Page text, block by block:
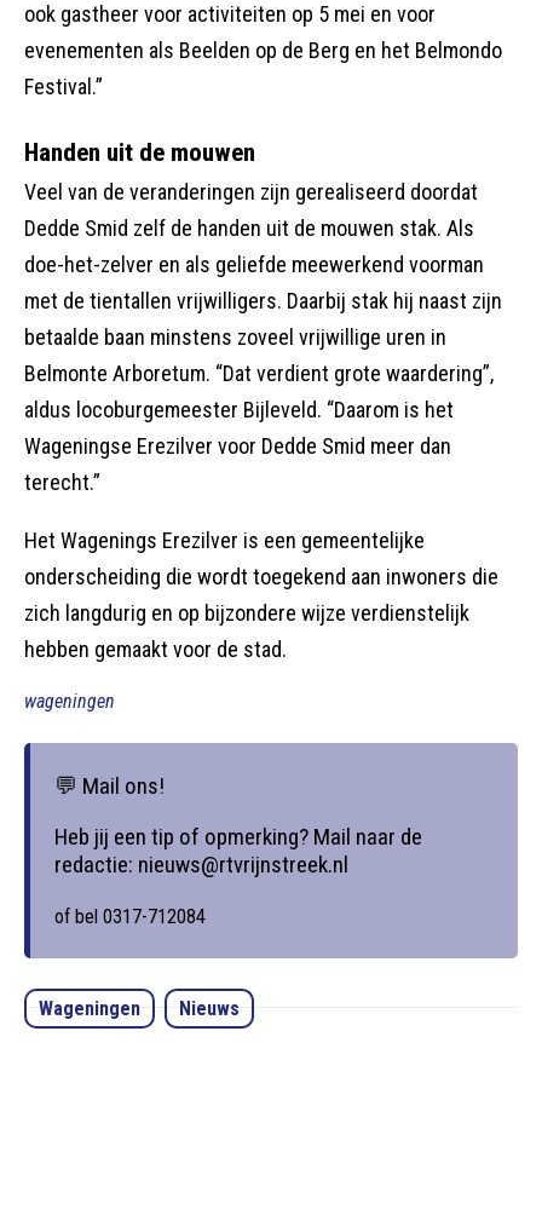
ook gastheer voor activiteiten op 5 mei en voor
evenementen als Beelden op de Berg en het Belmondo
Festival.”
Handen uit de mouwen
Veel van de veranderingen zijn gerealiseerd doordat
Dedde Smid zelf de handen uit de mouwen stak. Als
doe-het-zelver en als geliefde meewerkend voorman
met de tientallen vrijwilligers. Daarbij stak hij naast zijn
betaalde baan minstens zoveel vrijwillige uren in
Belmonte Arboretum. “Dat verdient grote waardering”,
aldus locoburgemeester Bijleveld. “Daarom is het
Wageningse Erezilver voor Dedde Smid meer dan
terecht.”
Het Wagenings Erezilver is een gemeentelijke
onderscheiding die wordt toegekend aan inwoners die
zich langdurig en op bijzondere wijze verdienstelijk
hebben gemaakt voor de stad.
wageningen
💬 Mail ons!
Heb jij een tip of opmerking? Mail naar de
redactie: nieuws@rtvrijnstreek.nl
of bel 0317-712084
Wageningen Nieuws